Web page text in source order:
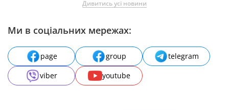
Дивитись усі новини
Ми в соціальних мережах:
page group
telegram
viber
youtube